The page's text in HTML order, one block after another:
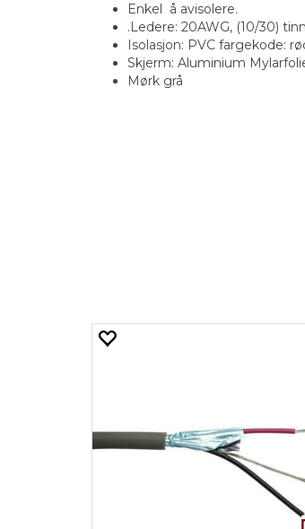
Enkel å avisolere.
.Ledere: 20AWG, (10/30)
Isolasjon: PVC fargekode:
Skjerm: Aluminium
Mørk grå